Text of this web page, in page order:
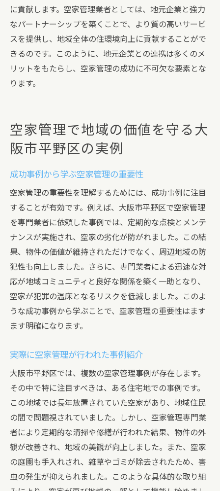
に貢献します。空家管理業者としては、地元企業と強力
なパートナーシップを築くことで、より質の高いサービ
スを提供し、地域全体の住環境向上に貢献することがで
きるのです。このように、地元企業との連携は多くのメ
リットをもたらし、空家管理の成功に不可欠な要素とな
ります。
空家管理で地域の価値を守る大
阪市平野区の実例
成功事例から学ぶ空家管理の重要性
空家管理の重要性を理解するためには、成功事例に注目
することが有効です。例えば、大阪市平野区で空家管理
を専門業者に依頼した事例では、定期的な点検とメンテ
ナンスが実施され、空家の劣化が防がれました。この結
果、物件の価値が維持されただけでなく、周辺地域の防
犯性も向上しました。さらに、専門業者による迅速な対
応が地域コミュニティと良好な関係を築く一助となり、
空家が犯罪の温床となるリスクを低減しました。このよ
うな成功事例から学ぶことで、空家管理の重要性はます
ます明確になります。
実際に空家管理が行われた事例紹介
大阪市平野区では、複数の空家管理事例が存在します。
その中で特に注目すべきは、ある住宅地での事例です。
この地域では長年放置されていた空家があり、地域住民
の間で問題視されていました。しかし、空家管理専門業
者により定期的な清掃や修繕が行われた結果、物件の外
観が改善され、地域の美観が向上しました。また、空家
の庭園も手入れされ、雑草やゴミが除去されたため、害
虫の発生が抑えられました。このような具体的な取り組